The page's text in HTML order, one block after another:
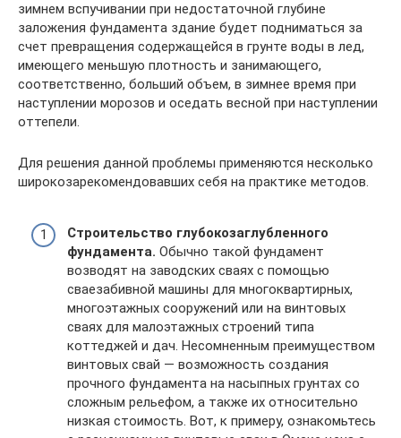
зимнем вспучивании при недостаточной глубине
заложения фундамента здание будет подниматься за
счет превращения содержащейся в грунте воды в лед,
имеющего меньшую плотность и занимающего,
соответственно, больший объем, в зимнее время при
наступлении морозов и оседать весной при наступлении
оттепели.
Для решения данной проблемы применяются несколько
широкозарекомендовавших себя на практике методов.
Строительство глубокозаглубленного
фундамента. Обычно такой фундамент
возводят на заводских сваях с помощью
сваезабивной машины для многоквартирных,
многоэтажных сооружений или на винтовых
сваях для малоэтажных строений типа
коттеджей и дач. Несомненным преимуществом
винтовых свай — возможность создания
прочного фундамента на насыпных грунтах со
сложным рельефом, а также их относительно
низкая стоимость. Вот, к примеру, ознакомьтесь